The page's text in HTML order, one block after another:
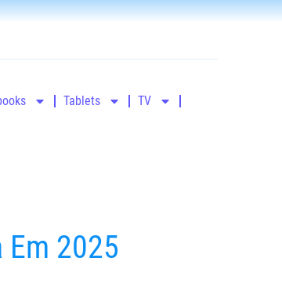
Tablets TV
Em 2025